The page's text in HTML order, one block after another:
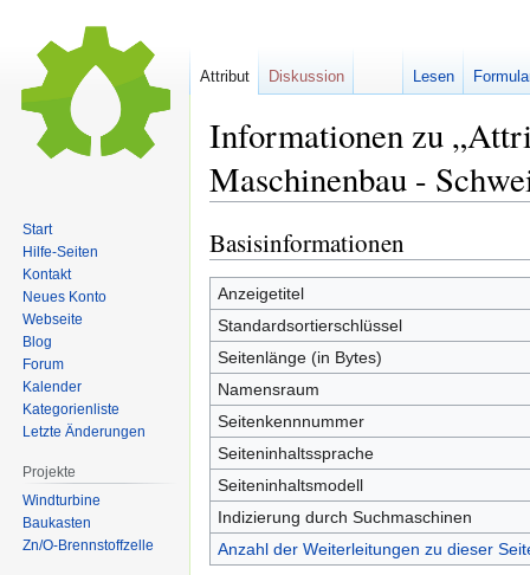
Informationen zu
Maschinenbau -
Zur
Navigation
springen
Zur
Suche
springen
Basisinformationen
Anzeigetitel
Standardsortierschlüssel
Seitenlänge (in Bytes)
Namensraum
Seitenkennnummer
Seiteninhaltssprache
Seiteninhaltsmodell
Indizierung durch Suchmaschinen
Anzahl der Weiterleitungen zu dieser
Attribut Diskussion Lesen
Start
Hilfe-Seiten
Kontakt
Neues Konto
Webseite
Blog
Forum
Kalender
Kategorienliste
Letzte Änderungen
Projekte
Windturbine
Baukasten
Zn/O-Brennstoffzelle